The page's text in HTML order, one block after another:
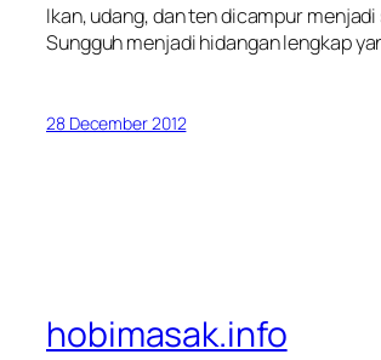
Ikan, udang, dan ten dicampur
Sungguh menjadi hidangan lengkap
28 December 2012
hobimasak.info